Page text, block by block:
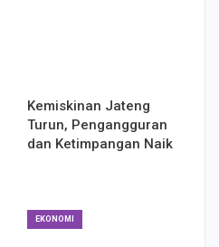
Kemiskinan Jateng
Turun, Pengangguran
dan Ketimpangan Naik
EKONOMI